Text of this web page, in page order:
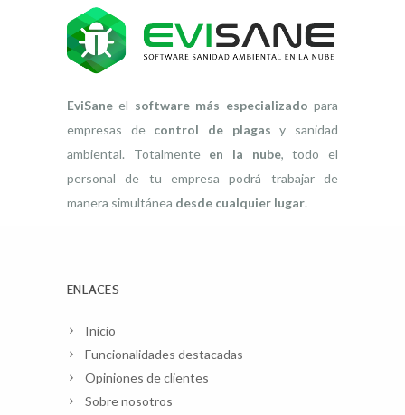
EviSane el software más especializado para
empresas de control de plagas y sanidad
ambiental. Totalmente en la nube, todo el
personal de tu empresa podrá trabajar de
manera simultánea desde cualquier lugar.
ENLACES
Inicio
Funcionalidades destacadas
Opiniones de clientes
Sobre nosotros